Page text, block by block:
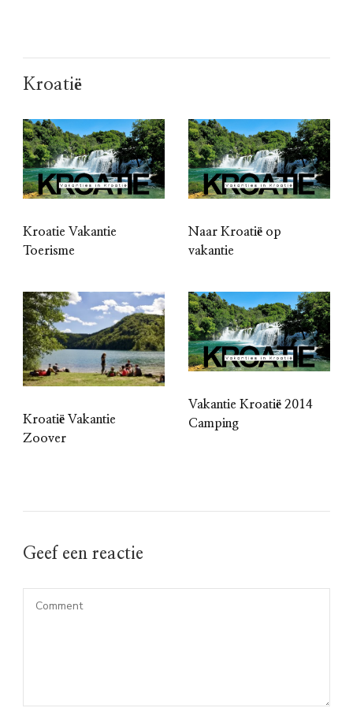
Kroatië
Kroatie Vakantie
Toerisme
Naar Kroatië op
vakantie
Kroatië Vakantie
Zoover
Vakantie Kroatië 2014
Camping
Geef een reactie